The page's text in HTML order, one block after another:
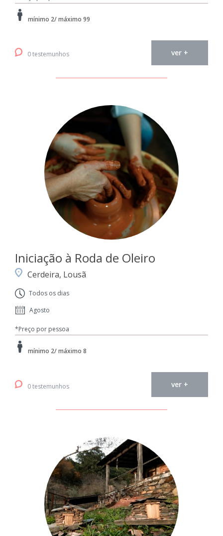
mínimo 2/ máximo 99
0 testemunhos ver +
Iniciação à Roda de Oleiro
Cerdeira, Lousã
Todos os dias
Agosto
*Preço por pessoa
mínimo 2/ máximo 8
0 testemunhos ver +